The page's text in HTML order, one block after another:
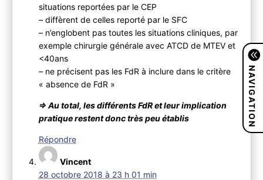
situations reportées par le CEP
– diffèrent de celles reporté par le SFC
– n’englobent pas toutes les situations cliniques, par
exemple chirurgie générale avec ATCD de MTEV et
<40ans
– ne précisent pas les FdR à inclure dans le critère
« absence de FdR »
=> Au total, les différents FdR et leur implication
pratique restent donc très peu établis
Répondre
Vincent
28 octobre 2018 à 23 h 01 min
NAVIGATION